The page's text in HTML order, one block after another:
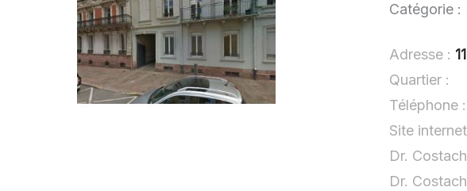
Catégorie :
Adresse :
Quartier :
Téléphone :
Site
Dr.
Dr.